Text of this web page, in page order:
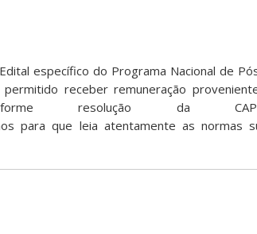
específico do Programa Nacional de
receber remuneração
resolução da
para que leia atentamente as normas